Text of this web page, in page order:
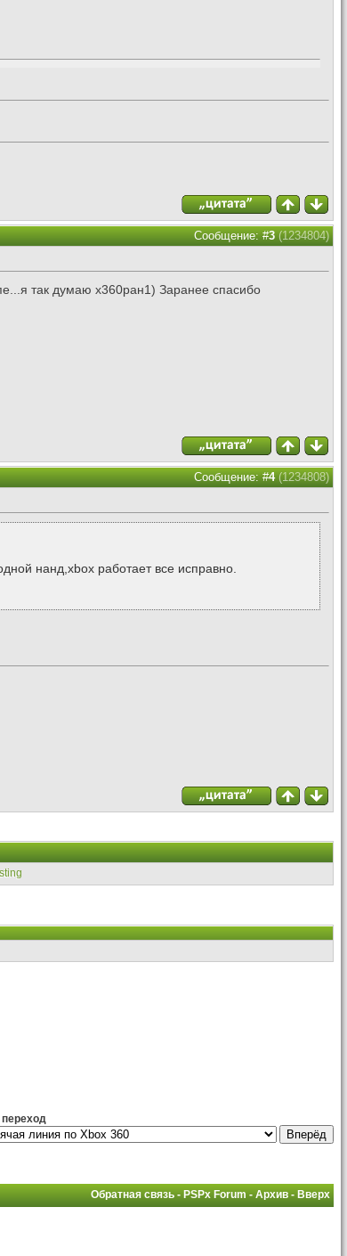
Сообщение: #3(1234804)
так думаю х360ран1) Заранее спасибо
Сообщение: #4(1234808)
нанд,xbox работает все исправно.
Обратная связь - PSPx Forum - Архив - Вверх